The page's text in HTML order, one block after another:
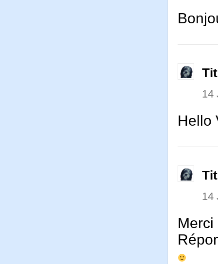
14
Hello
14
Merci